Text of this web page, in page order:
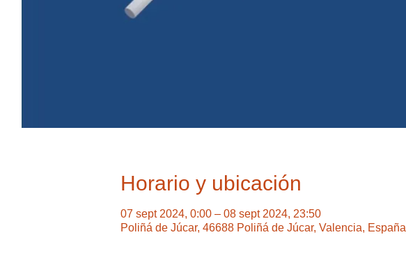
Horario y ubicación
07 sept 2024, 0:00 – 08 sept 2024, 23:50
Poliñá de Júcar, 46688 Poliñá de Júcar, Valencia, España